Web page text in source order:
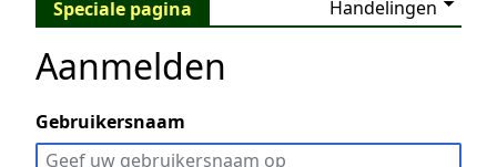
Speciale pagina Handelingen
Aanmelden
Gebruikersnaam